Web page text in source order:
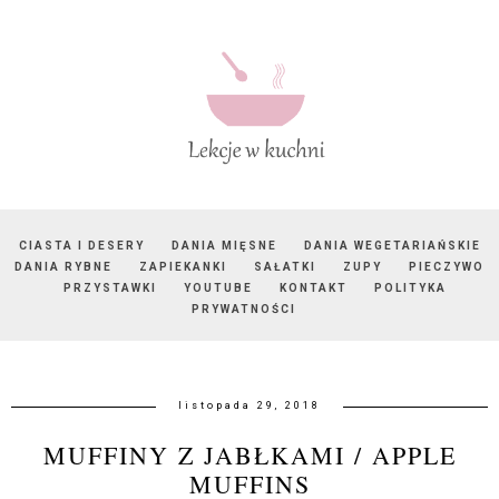
CIASTA I DESERY DANIA MIĘSNE
DANIA WEGETARIAŃSKIE
DANIA RYBNE
ZAPIEKANKI SAŁATKI ZUPY
PIECZYWO
PRZYSTAWKI
YOUTUBE KONTAKT
POLITYKA
PRYWATNOŚCI
listopada 29, 2018
MUFFINY Z JABŁKAMI / APPLE
MUFFINS